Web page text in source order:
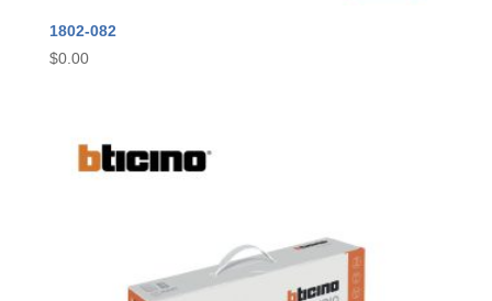
1802-082
$0.00